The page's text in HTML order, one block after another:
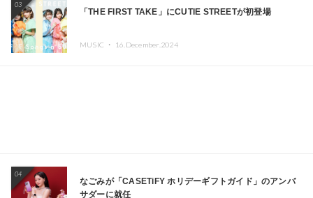
03
「THE FIRST TAKE」にCUTIE STREETが初登場
MUSIC ・ 16.December.2024
04
なごみが「CASETiFY ホリデーギフトガイド」のアンバ
サダーに就任